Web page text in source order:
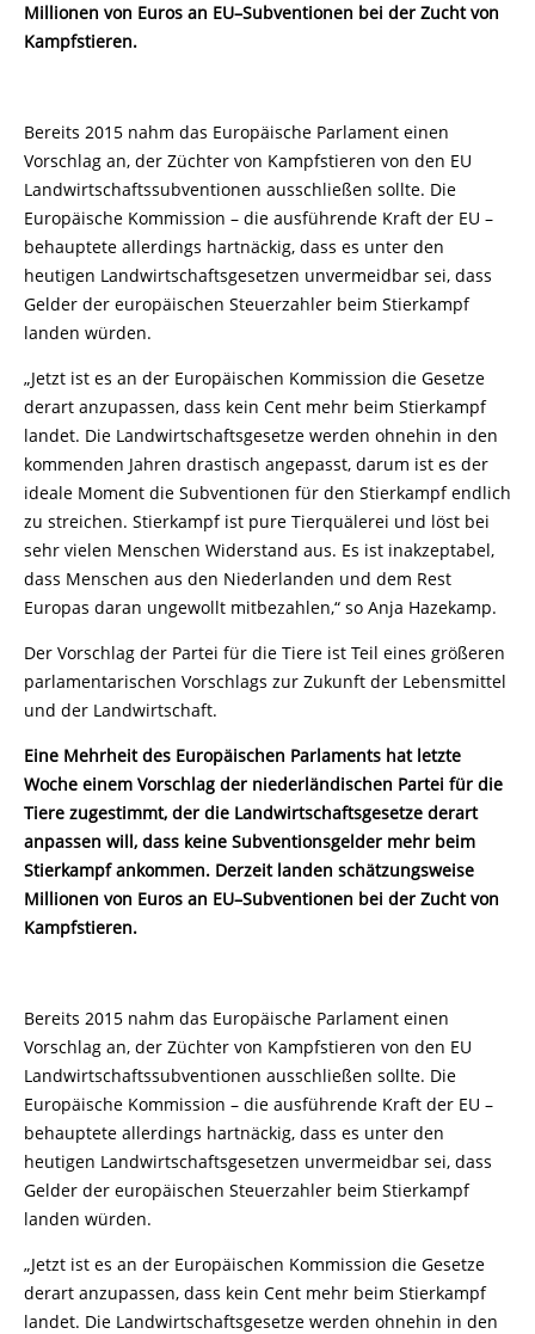
Millionen von Euros an EU–Subventionen bei der Zucht von
Kampfstieren.
Bereits 2015 nahm das Europäische Parlament einen
Vorschlag an, der Züchter von Kampfstieren von den EU
Landwirtschaftssubventionen ausschließen sollte. Die
Europäische Kommission – die ausführende Kraft der EU –
behauptete allerdings hartnäckig, dass es unter den
heutigen Landwirtschaftsgesetzen unvermeidbar sei, dass
Gelder der europäischen Steuerzahler beim Stierkampf
landen würden.
„Jetzt ist es an der Europäischen Kommission die Gesetze
derart anzupassen, dass kein Cent mehr beim Stierkampf
landet. Die Landwirtschaftsgesetze werden ohnehin in den
kommenden Jahren drastisch angepasst, darum ist es der
ideale Moment die Subventionen für den Stierkampf endlich
zu streichen. Stierkampf ist pure Tierquälerei und löst bei
sehr vielen Menschen Widerstand aus. Es ist inakzeptabel,
dass Menschen aus den Niederlanden und dem Rest
Europas daran ungewollt mitbezahlen,“ so Anja Hazekamp.
Der Vorschlag der Partei für die Tiere ist Teil eines größeren
parlamentarischen Vorschlags zur Zukunft der Lebensmittel
und der Landwirtschaft.
Eine Mehrheit des Europäischen Parlaments hat letzte
Woche einem Vorschlag der niederländischen Partei für die
Tiere zugestimmt, der die Landwirtschaftsgesetze derart
anpassen will, dass keine Subventionsgelder mehr beim
Stierkampf ankommen. Derzeit landen schätzungsweise
Millionen von Euros an EU–Subventionen bei der Zucht von
Kampfstieren.
Bereits 2015 nahm das Europäische Parlament einen
Vorschlag an, der Züchter von Kampfstieren von den EU
Landwirtschaftssubventionen ausschließen sollte. Die
Europäische Kommission – die ausführende Kraft der EU –
behauptete allerdings hartnäckig, dass es unter den
heutigen Landwirtschaftsgesetzen unvermeidbar sei, dass
Gelder der europäischen Steuerzahler beim Stierkampf
landen würden.
„Jetzt ist es an der Europäischen Kommission die Gesetze
derart anzupassen, dass kein Cent mehr beim Stierkampf
landet. Die Landwirtschaftsgesetze werden ohnehin in den